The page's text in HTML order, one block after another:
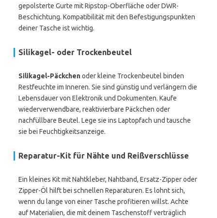
gepolsterte Gurte mit Ripstop-Oberfläche oder DWR-
Beschichtung. Kompatibilität mit den Befestigungspunkten
deiner Tasche ist wichtig.
Silikagel- oder Trockenbeutel
Silikagel-Päckchenoder kleine Trockenbeutel binden
Restfeuchte im Inneren. Sie sind günstig und verlängern die
Lebensdauer von Elektronik und Dokumenten. Kaufe
wiederverwendbare, reaktivierbare Päckchen oder
nachfüllbare Beutel. Lege sie ins Laptopfach und tausche
sie bei Feuchtigkeitsanzeige.
Reparatur-Kit für Nähte und Reißverschlüsse
Ein kleines Kit mit Nahtkleber, Nahtband, Ersatz-Zipper oder
Zipper-Öl hilft bei schnellen Reparaturen. Es lohnt sich,
wenn du lange von einer Tasche profitieren willst. Achte
auf Materialien, die mit deinem Taschenstoff verträglich